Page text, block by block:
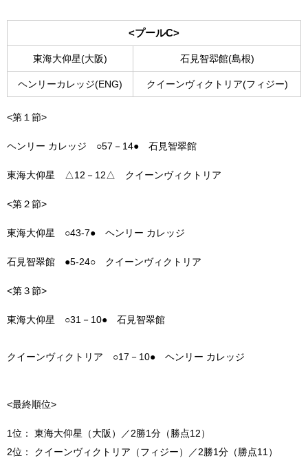
<プールC>
東海大仰星(大阪) 石見智翆館(島根)
ヘンリーカレッジ(ENG) クイーンヴィクトリア(フィジー)
<第１節>
ヘンリー カレッジ ○57－14● 石見智翠館
東海大仰星 △12－12△ クイーンヴィクトリア
<第２節>
東海大仰星 ○43-7● ヘンリー カレッジ
石見智翠館 ●5-24○ クイーンヴィクトリア
<第３節>
東海大仰星 ○31－10● 石見智翠館
クイーンヴィクトリア ○17－10● ヘンリー カレッジ
<最終順位>
1位： 東海大仰星（大阪）／2勝1分（勝点12）
2位： クイーンヴィクトリア（フィジー）／2勝1分（勝点11）